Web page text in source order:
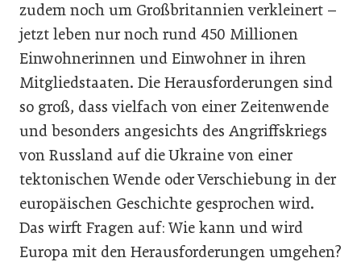
zudem noch um Großbritannien verkleinert –
jetzt leben nur noch rund 450 Millionen
Einwohnerinnen und Einwohner in ihren
Mitgliedstaaten. Die Herausforderungen sind
so groß, dass vielfach von einer Zeitenwende
und besonders angesichts des Angriffskriegs
von Russland auf die Ukraine von einer
tektonischen Wende oder Verschiebung in der
europäischen Geschichte gesprochen wird.
Das wirft Fragen auf: Wie kann und wird
Europa mit den Herausforderungen umgehen?